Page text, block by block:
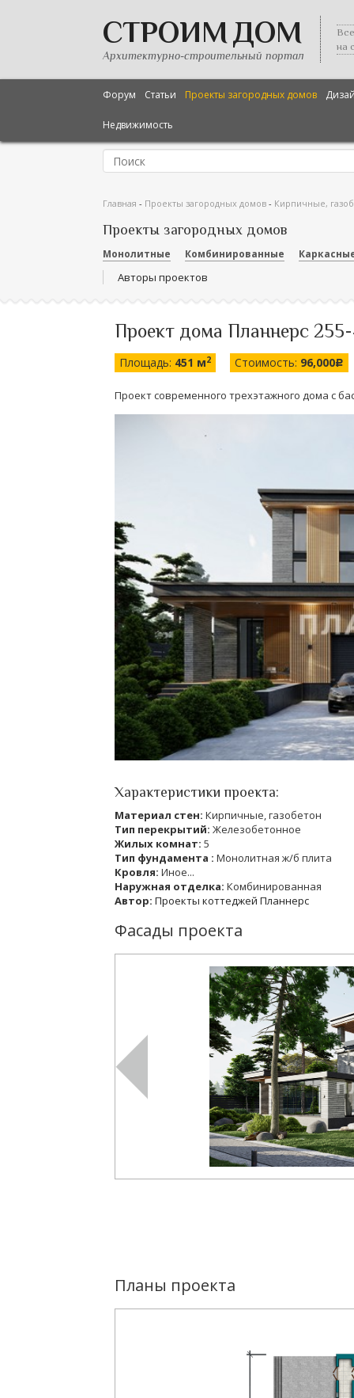
СТРОИМ ДОМ
Архитектурно-строительный портал
на
Форум Статьи Проекты загородных домов
Недвижимость
Главная - Проекты загородных домов - Кирпичные,
Проекты загородных домов
Монолитные Комбинированные
Авторы проектов
Проект дома Планнерс
Площадь: 451 м2 Стоимость: 96,000c
Проект современного трехэтажного дома с
Характеристики проекта:
Материал стен: Кирпичные, газобетон
Тип перекрытий: Железобетонное
Жилых комнат: 5
Тип фундамента : Монолитная ж/б плита
Кровля: Иное...
Наружная отделка: Комбинированная
Автор: Проекты коттеджей Планнерс
Фасады проекта
Планы проекта